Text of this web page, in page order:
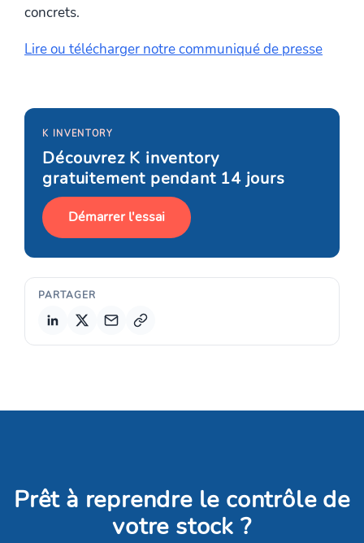
concrets.
Lire ou télécharger notre communiqué de presse
K INVENTORY
Découvrez K inventory
gratuitement pendant 14 jours
Démarrer l'essai
PARTAGER
Copier le lien
Prêt à reprendre le contrôle de
votre stock ?